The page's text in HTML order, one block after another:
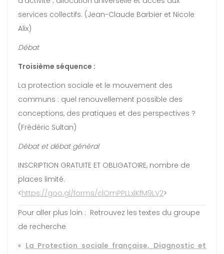
services collectifs. (Jean-Claude Barbier et Nicole
Alix)
Débat
Troisième séquence :
La protection sociale et le mouvement des
communs : quel renouvellement possible des
conceptions, des pratiques et des perspectives ?
(Frédéric Sultan)
Débat et débat général
INSCRIPTION GRATUITE ET OBLIGATOIRE, nombre de
places limité.
<https://goo.gl/forms/clOmPPLLxlKfM9LV2>
Pour aller plus loin : Retrouvez les textes du groupe
de recherche
« La Protection sociale française, Diagnostic et